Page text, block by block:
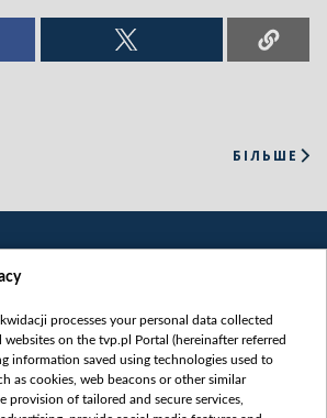
БІЛЬШЕ
Категорії
processes your personal data collected
on the tvp.pl Portal (hereinafter referred
information saved using technologies used to
as cookies, web beacons or other similar
provision of tailored and secure services,